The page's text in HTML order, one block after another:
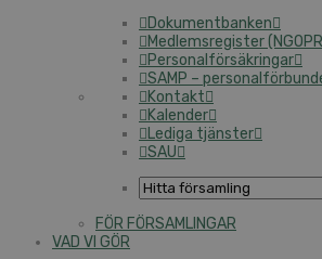
Dokumentbanken
Medlemsregister
Personalförsäkringar
SAMP –
Kontakt
Kalender
Lediga tjänster
SAU
FÖR FÖRSAMLINGAR
VAD VI GÖR